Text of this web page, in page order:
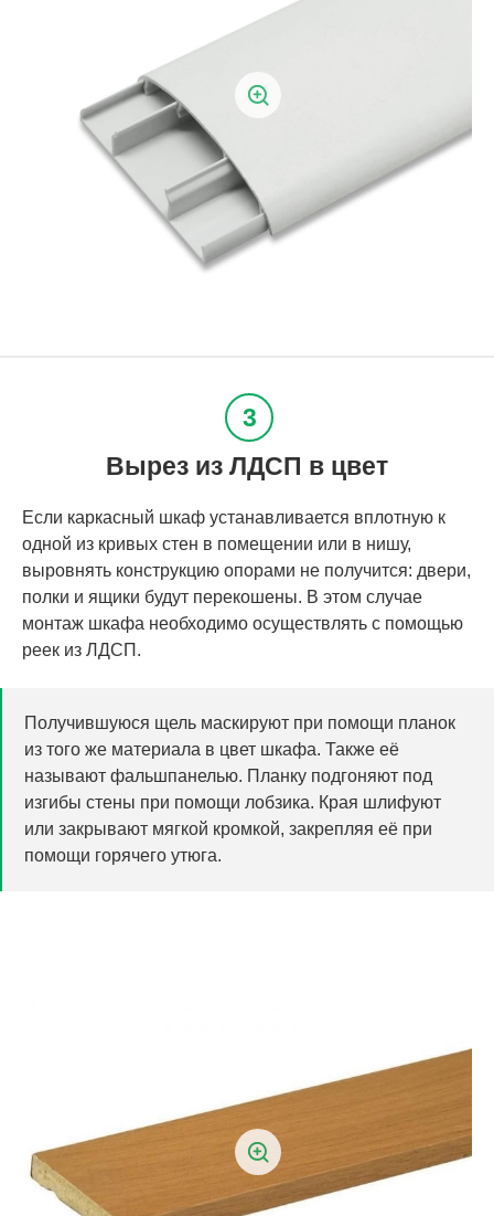
Вырез из ЛДСП в цвет
Если каркасный шкаф устанавливается вплотную к
одной из кривых стен в помещении или в нишу,
выровнять конструкцию опорами не получится: двери,
полки и ящики будут перекошены. В этом случае
монтаж шкафа необходимо осуществлять с помощью
реек из ЛДСП.
Получившуюся щель маскируют при помощи планок
из того же материала в цвет шкафа. Также её
называют фальшпанелью. Планку подгоняют под
изгибы стены при помощи лобзика. Края шлифуют
или закрывают мягкой кромкой, закрепляя её при
помощи горячего утюга.